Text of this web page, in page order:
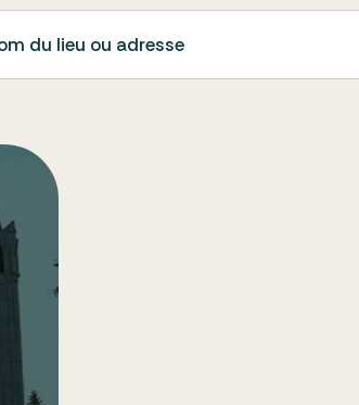
du lieu ou adresse